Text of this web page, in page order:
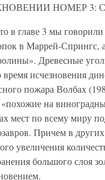
НОМЕР 3:
в главе 3 мы
в Маррей-Спрингс,
Древесные
исчезновения
пожара Волбах
на
мест по всему миру
Причем в
увеличения
большого слоя